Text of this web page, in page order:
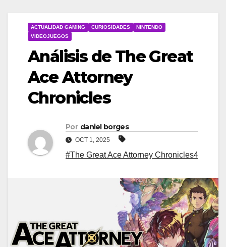
ACTUALIDAD GAMING CURIOSIDADES
NINTENDO
VIDEOJUEGOS
Análisis de The Great
Ace Attorney
Chronicles
Por daniel borges
OCT 1, 2025
#The Great Ace Attorney Chronicles4